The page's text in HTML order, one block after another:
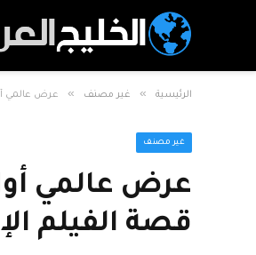
الرئيسية » غير مصنف » عرض عالمي
غير مصنف
عرض عالمي
قصة الفيلم